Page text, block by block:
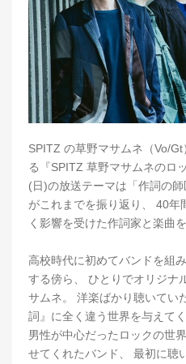
SPITZ の草野マサムネ（Vo/
る『SPITZ 草野マサムネのロ
(日)の放送テーマは「作詞の
がこれまでを振り返り、 40年
く影響を受けた作詞家と楽曲
高校時代に初めてバンドを組
する傍ら、 ひとりでオリジナ
サムネ。 洋楽ばかり聴いてい
詞』に全く違う世界を与えて
男性が中心だったロックの世
せてくれたバンド、 最初に聴